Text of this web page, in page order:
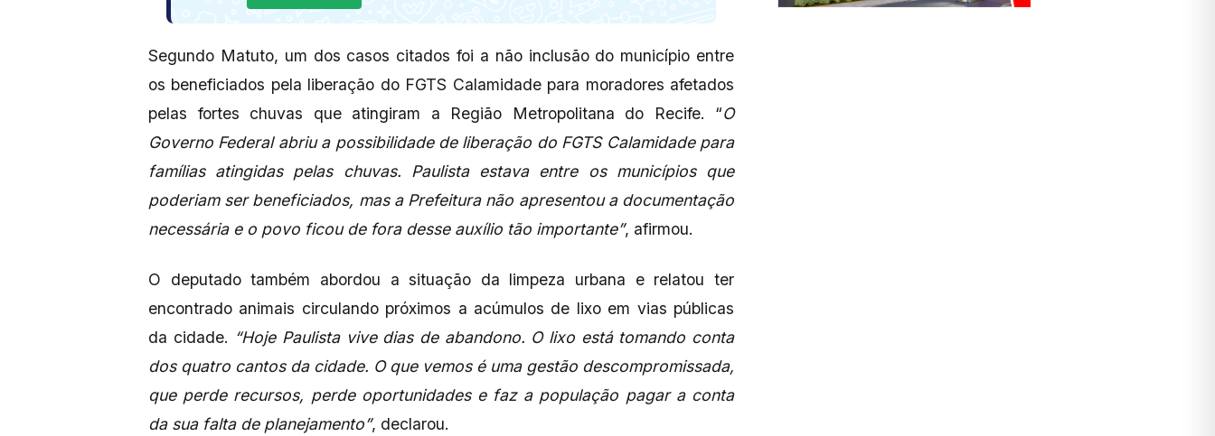
Segundo Matuto, um dos casos citados foi a não inclusão do município entre
os beneficiados pela liberação do FGTS Calamidade para moradores afetados
pelas fortes chuvas que atingiram a Região Metropolitana do Recife. “O
Governo Federal abriu a possibilidade de liberação do FGTS Calamidade para
famílias atingidas pelas chuvas. Paulista estava entre os municípios que
poderiam ser beneficiados, mas a Prefeitura não apresentou a documentação
necessária e o povo ficou de fora desse auxílio tão importante”, afirmou.
O deputado também abordou a situação da limpeza urbana e relatou ter
encontrado animais circulando próximos a acúmulos de lixo em vias públicas
da cidade. “Hoje Paulista vive dias de abandono. O lixo está tomando conta
dos quatro cantos da cidade. O que vemos é uma gestão descompromissada,
que perde recursos, perde oportunidades e faz a população pagar a conta
da sua falta de planejamento”, declarou.